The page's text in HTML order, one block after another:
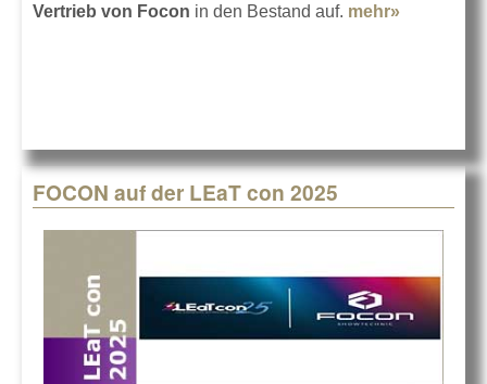
Vertrieb von Focon in den Bestand auf. mehr»
FOCON auf der LEaT con 2025